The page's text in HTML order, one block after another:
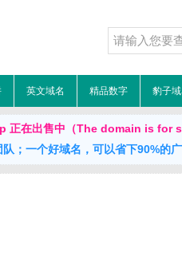
英文域名 精品数字 豹子
正在出售中（The domain is for
；一个好域名，可以省下90%的